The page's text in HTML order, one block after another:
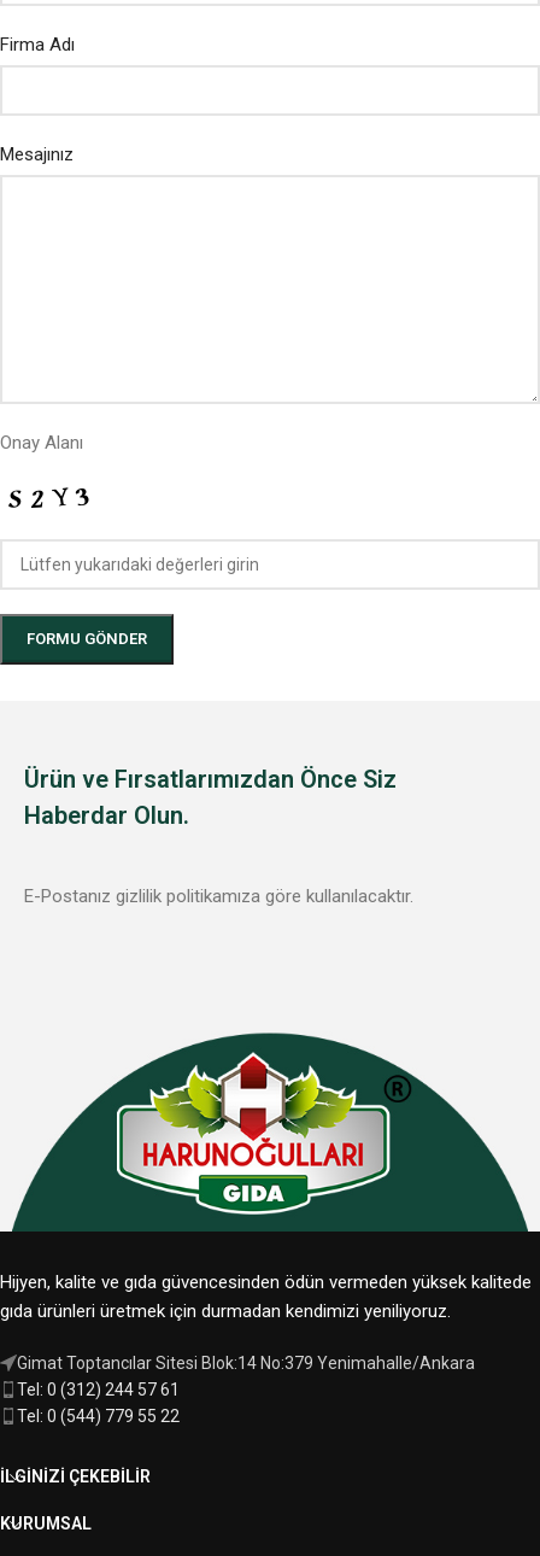
Firma Adı
Mesajınız
Onay Alanı
Ürün ve Fırsatlarımızdan Önce Siz
Haberdar Olun.
E-Postanız gizlilik politikamıza göre kullanılacaktır.
Hijyen, kalite ve gıda güvencesinden ödün vermeden yüksek kalitede
gıda ürünleri üretmek için durmadan kendimizi yeniliyoruz.
Gimat Toptancılar Sitesi Blok:14 No:379 Yenimahalle/Ankara
Tel: 0 (312) 244 57 61
Tel: 0 (544) 779 55 22
İLGINIZI ÇEKEBILIR
KURUMSAL